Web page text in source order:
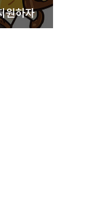
원하자